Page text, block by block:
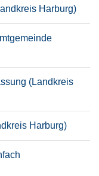
Harburg)
(Landkreis
Harburg)